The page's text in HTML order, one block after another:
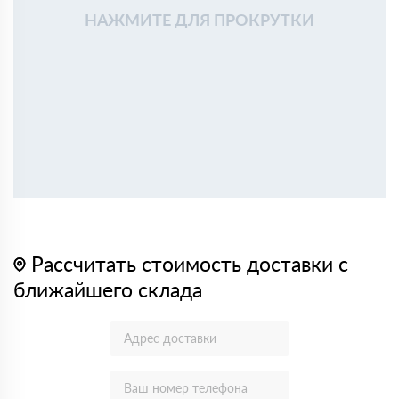
НАЖМИТЕ ДЛЯ ПРОКРУТКИ
Рассчитать стоимость доставки с
ближайшего склада